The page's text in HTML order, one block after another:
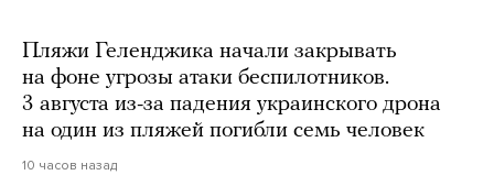
Пляжи Геленджика начали закрывать
на фоне угрозы атаки беспилотников.
3 августа из-за падения украинского дрона
на один из пляжей погибли семь человек
10 часов назад